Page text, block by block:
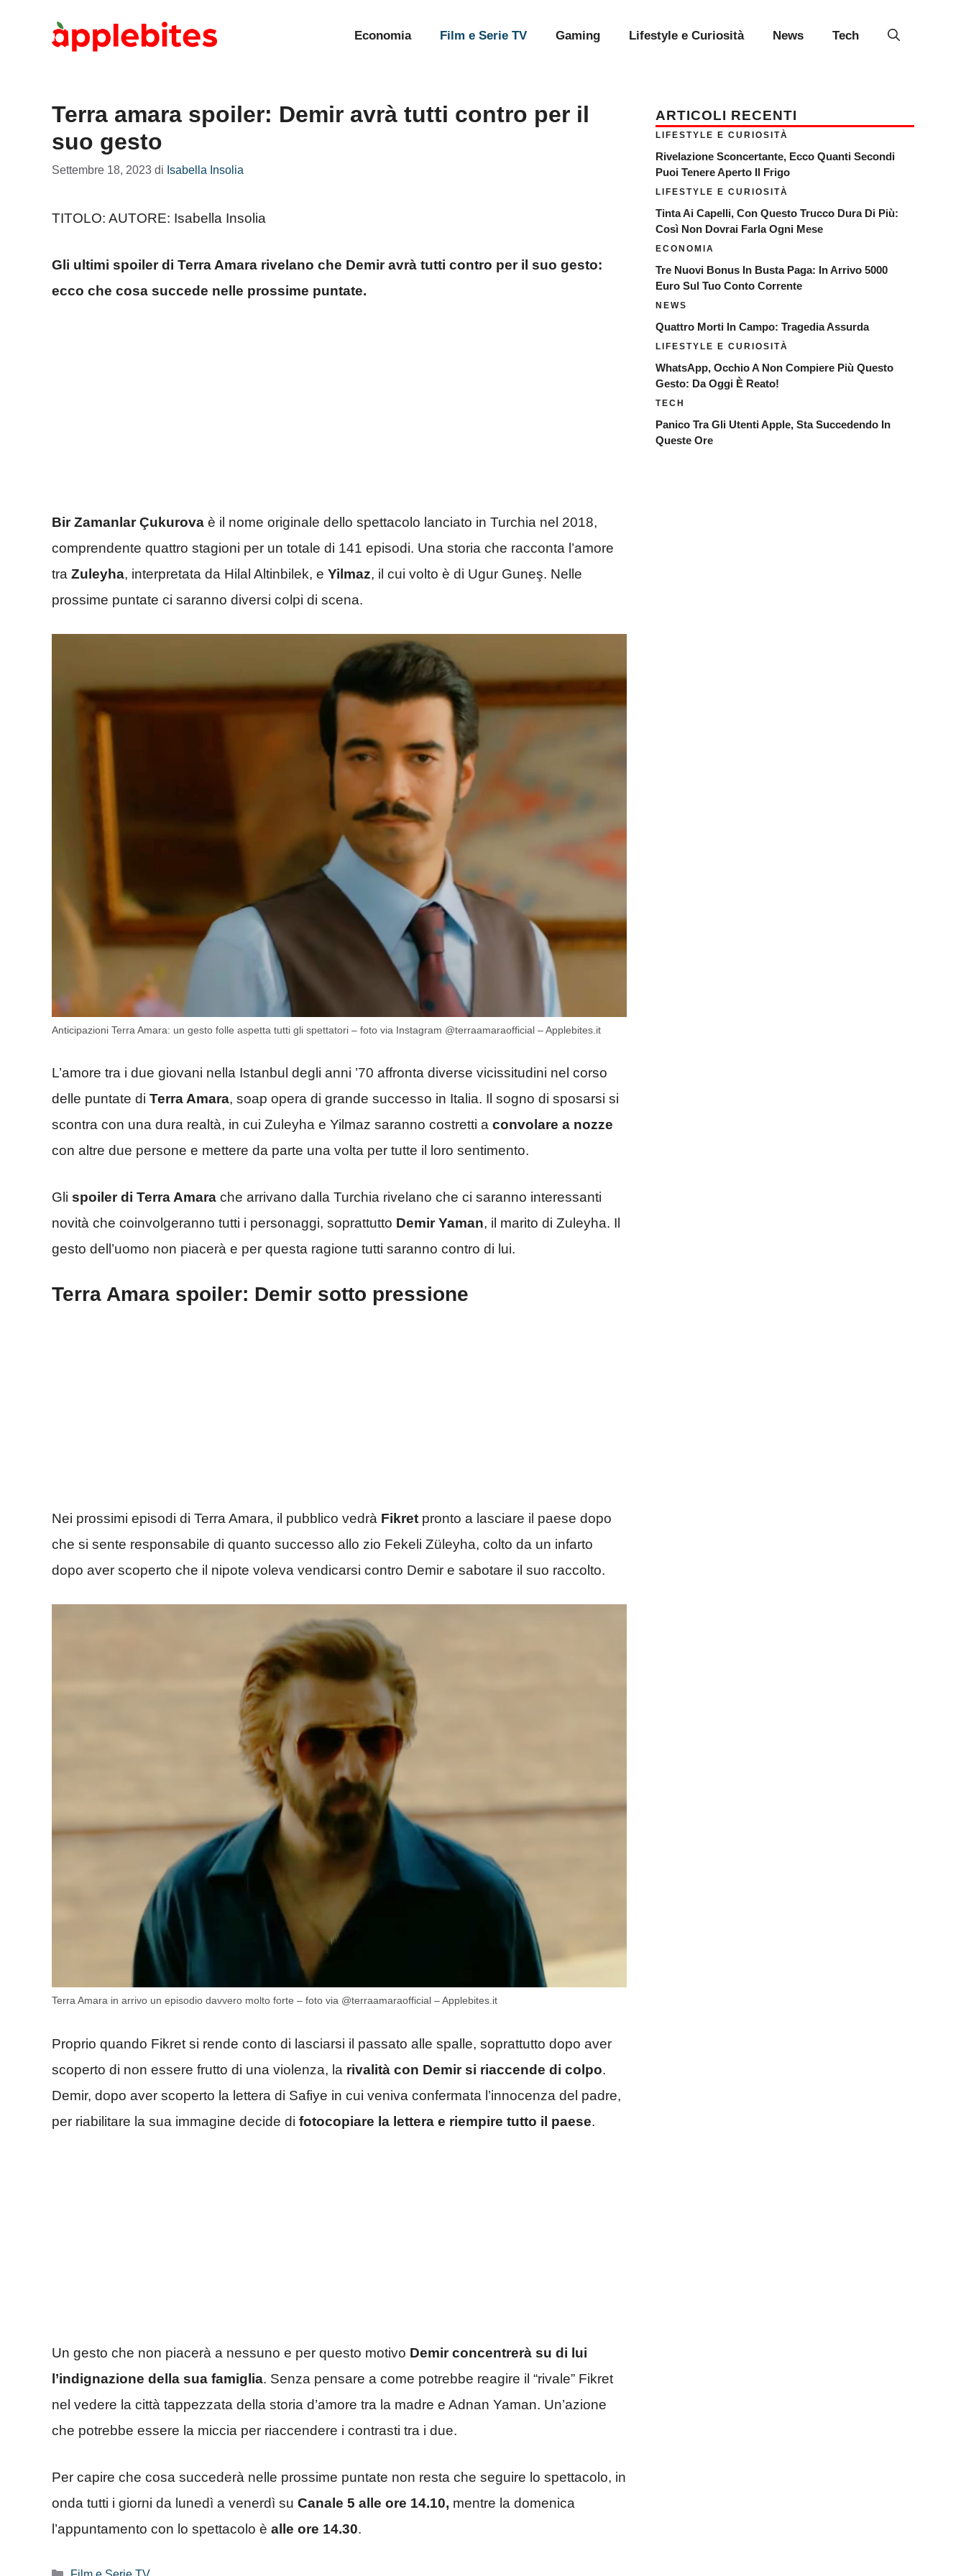
Economia Film e Serie TV Gaming Lifestyle e Curiosità News Tech
Terra amara spoiler: Demir avrà tutti contro per il
suo gesto
Settembre 18, 2023 di Isabella Insolia
TITOLO: AUTORE: Isabella Insolia
Gli ultimi spoiler di Terra Amara rivelano che Demir avrà tutti contro per il suo gesto:
ecco che cosa succede nelle prossime puntate.
Bir Zamanlar Çukurova è il nome originale dello spettacolo lanciato in Turchia nel 2018,
comprendente quattro stagioni per un totale di 141 episodi. Una storia che racconta l’amore
tra Zuleyha, interpretata da Hilal Altinbilek, e Yilmaz, il cui volto è di Ugur Guneş. Nelle
prossime puntate ci saranno diversi colpi di scena.
Anticipazioni Terra Amara: un gesto folle aspetta tutti gli spettatori – foto via Instagram @terraamaraofficial – Applebites.it
L’amore tra i due giovani nella Istanbul degli anni ’70 affronta diverse vicissitudini nel corso
delle puntate di Terra Amara, soap opera di grande successo in Italia. Il sogno di sposarsi si
scontra con una dura realtà, in cui Zuleyha e Yilmaz saranno costretti a convolare a nozze
con altre due persone e mettere da parte una volta per tutte il loro sentimento.
Gli spoiler di Terra Amara che arrivano dalla Turchia rivelano che ci saranno interessanti
novità che coinvolgeranno tutti i personaggi, soprattutto Demir Yaman, il marito di Zuleyha. Il
gesto dell’uomo non piacerà e per questa ragione tutti saranno contro di lui.
Terra Amara spoiler: Demir sotto pressione
Nei prossimi episodi di Terra Amara, il pubblico vedrà Fikret pronto a lasciare il paese dopo
che si sente responsabile di quanto successo allo zio Fekeli Züleyha, colto da un infarto
dopo aver scoperto che il nipote voleva vendicarsi contro Demir e sabotare il suo raccolto.
Terra Amara in arrivo un episodio davvero molto forte – foto via @terraamaraofficial – Applebites.it
Proprio quando Fikret si rende conto di lasciarsi il passato alle spalle, soprattutto dopo aver
scoperto di non essere frutto di una violenza, la rivalità con Demir si riaccende di colpo.
Demir, dopo aver scoperto la lettera di Safiye in cui veniva confermata l’innocenza del padre,
per riabilitare la sua immagine decide di fotocopiare la lettera e riempire tutto il paese.
Un gesto che non piacerà a nessuno e per questo motivo Demir concentrerà su di lui
l’indignazione della sua famiglia. Senza pensare a come potrebbe reagire il “rivale” Fikret
nel vedere la città tappezzata della storia d’amore tra la madre e Adnan Yaman. Un’azione
che potrebbe essere la miccia per riaccendere i contrasti tra i due.
Per capire che cosa succederà nelle prossime puntate non resta che seguire lo spettacolo, in
onda tutti i giorni da lunedì a venerdì su Canale 5 alle ore 14.10, mentre la domenica
l’appuntamento con lo spettacolo è alle ore 14.30.
Categorie
ARTICOLI RECENTI
LIFESTYLE E CURIOSITÀ
Rivelazione Sconcertante, Ecco Quanti Secondi
Puoi Tenere Aperto Il Frigo
LIFESTYLE E CURIOSITÀ
Tinta Ai Capelli, Con Questo Trucco Dura Di Più:
Così Non Dovrai Farla Ogni Mese
ECONOMIA
Tre Nuovi Bonus In Busta Paga: In Arrivo 5000
Euro Sul Tuo Conto Corrente
NEWS
Quattro Morti In Campo: Tragedia Assurda
LIFESTYLE E CURIOSITÀ
WhatsApp, Occhio A Non Compiere Più Questo
Gesto: Da Oggi È Reato!
TECH
Panico Tra Gli Utenti Apple, Sta Succedendo In
Queste Ore